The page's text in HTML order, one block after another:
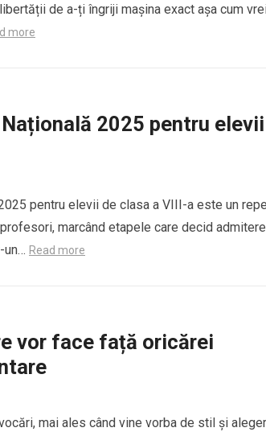
de a-ți îngriji mașina exact așa cum
more
2025 pentru elevii
pentru elevii de clasa a VIII-a este un
marcând etapele care decid
un… Read more
vor face față oricărei
mai ales când vine vorba de stil și